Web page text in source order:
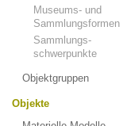
Museums- und
Sammlungsformen
Sammlungs-
schwerpunkte
Objektgruppen
Objekte